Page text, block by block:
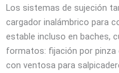
Los sistemas de sujeción
cargador inalámbrico para
estable incluso en baches,
formatos: fijación por pinza
con ventosa para